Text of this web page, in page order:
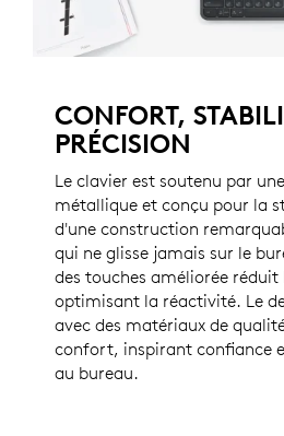
CONFORT,
PRÉCISION
Le clavier est soutenu par
métallique et conçu pour la
d'une construction
qui ne glisse jamais sur le
des touches améliorée
optimisant la réactivité. Le
avec des matériaux de
confort, inspirant confiance
au bureau.